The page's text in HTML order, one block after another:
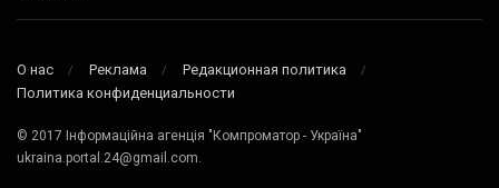
О нас Реклама
Редакционная политика
Политика конфиденциальности
© 2017 Інформаційна агенція "Компроматор - Україна"
ukraina.portal.24@gmail.com.